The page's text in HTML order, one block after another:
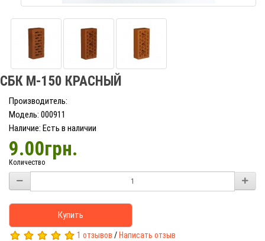
СБК М-150 КРАСНЫЙ
Производитель:
Модель: 000911
Наличие: Есть в наличии
9.00грн.
Количество
Купить
1 отзывов / Написать отзыв